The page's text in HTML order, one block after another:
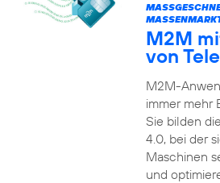
M2M
von
M2M-
immer mehr
Sie bilden
4.0, bei der
Maschinen
und